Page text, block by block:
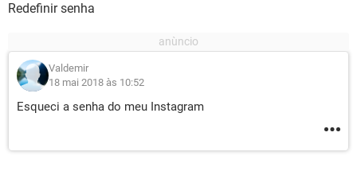
Redefinir senha
Valdemir
18 mai 2018 às 10:52
Esqueci a senha do meu Instagram